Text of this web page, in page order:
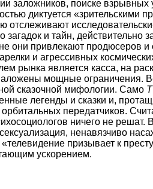
заложников, поиске взрывных
диктуется «зрительскими
отслеживают
загадок и тайн,
они привлекают продюсеров и
и агрессивных
рынка является касса, на
мощные ограничения.
сказочной мифологии. Само
легенды и сказки и,
передатчиков.
ничего не решат.
ненавязчиво
«телевидение призывает к
ускорением.